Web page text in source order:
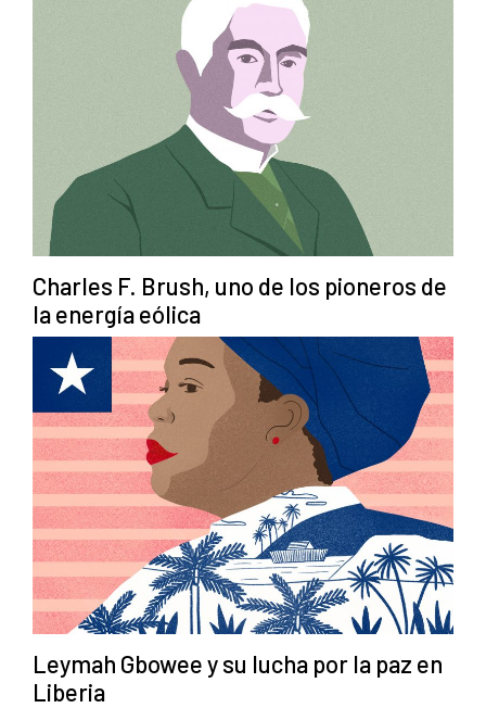
Charles F. Brush, uno de los pioneros de
la energía eólica
Leymah Gbowee y su lucha por la paz en
Liberia